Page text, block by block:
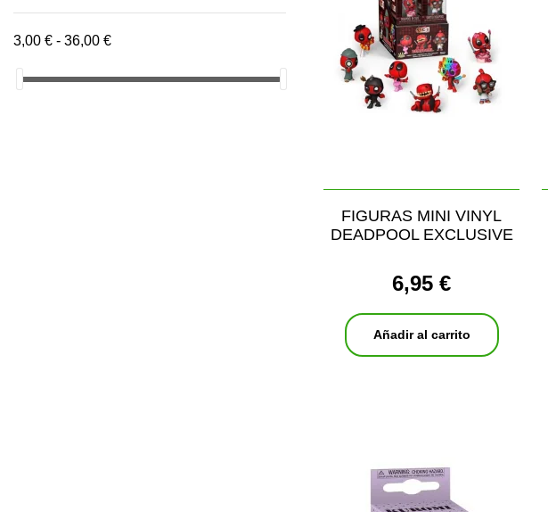
FIGURAS MINI VINYL
DEADPOOL EXCLUSIVE
6,95 €
Añadir al carrito
3,00 € - 36,00 €